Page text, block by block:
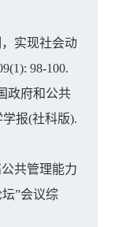
实现社会动
98-100.
政府和公共
报(社科版).
共管理能力
”会议综